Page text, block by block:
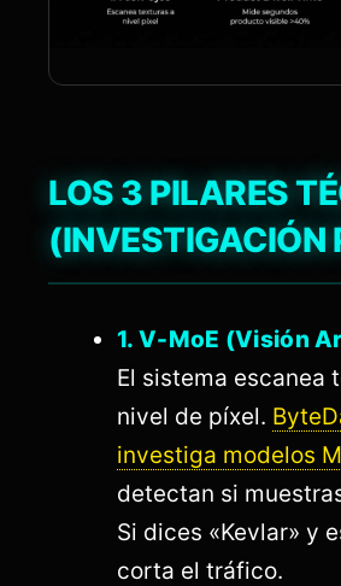
LOS 3 PILARES
(INVESTIGACIÓN
1. V-MoE (Visión
El sistema escanea
nivel de píxel.
investiga modelos
detectan si
Si dices «Kevlar» y
corta el tráfico.